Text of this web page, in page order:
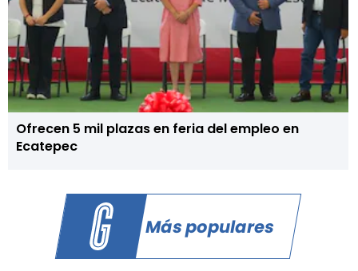
Ofrecen 5 mil plazas en feria del empleo en
Ecatepec
Más populares